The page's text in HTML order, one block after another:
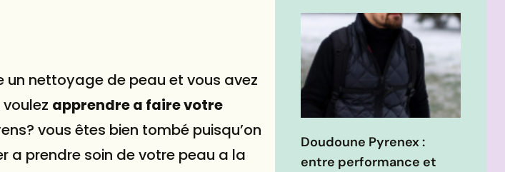
nettoyage de peau et vous avez
apprendre a faire votre
vous êtes bien tombé puisqu’on
a prendre soin de votre peau a la
Doudoune Pyrenex :
entre performance et